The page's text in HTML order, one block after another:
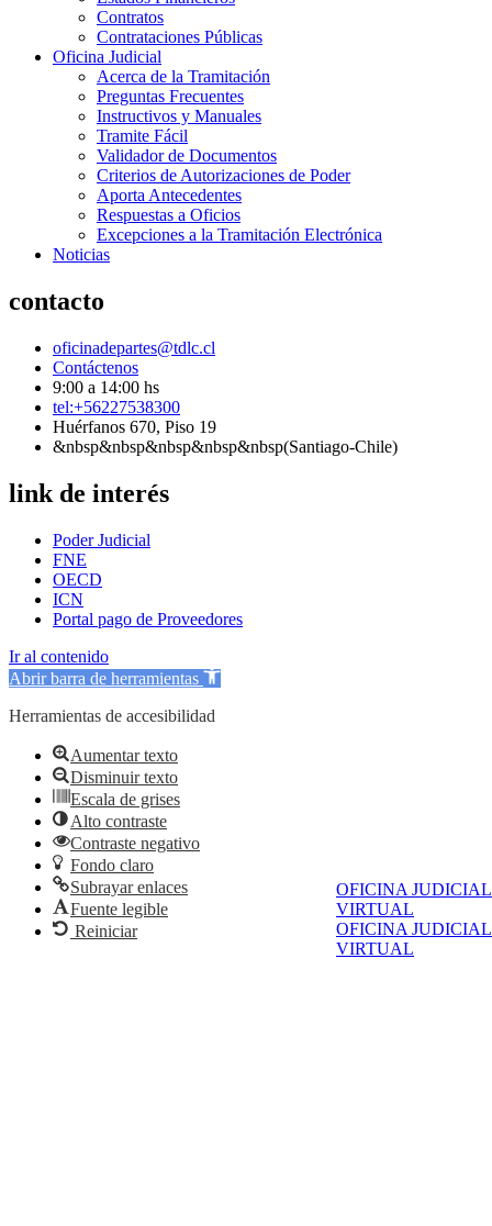
OFICINA JUDICIAL
VIRTUAL
OFICINA JUDICIAL
VIRTUAL
Contratos
Contrataciones Públicas
Oficina Judicial
Acerca de la Tramitación
Preguntas Frecuentes
Instructivos y Manuales
Tramite Fácil
Validador de Documentos
Criterios de Autorizaciones de Poder
Aporta Antecedentes
Respuestas a Oficios
Excepciones a la Tramitación Electrónica
Noticias
contacto
oficinadepartes@tdlc.cl
Contáctenos
9:00 a 14:00 hs
tel:+56227538300
Huérfanos 670, Piso 19
&nbsp&nbsp&nbsp&nbsp&nbsp(Santiago-Chile)
link de interés
Poder Judicial
FNE
OECD
ICN
Portal pago de Proveedores
Ir al contenido
Abrir barra de herramientas
Herramientas de accesibilidad
Aumentar texto
Disminuir texto
Escala de grises
Alto contraste
Contraste negativo
Fondo claro
Subrayar enlaces
Fuente legible
Reiniciar